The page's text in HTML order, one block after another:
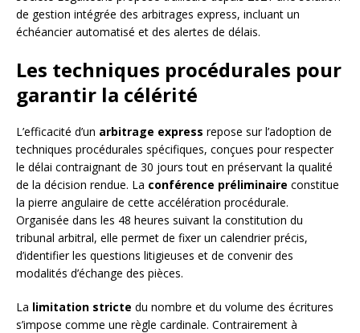
de gestion intégrée des arbitrages express, incluant un
échéancier automatisé et des alertes de délais.
Les techniques procédurales pour
garantir la célérité
L’efficacité d’un arbitrage express repose sur l’adoption de
techniques procédurales spécifiques, conçues pour respecter
le délai contraignant de 30 jours tout en préservant la qualité
de la décision rendue. La conférence préliminaire constitue
la pierre angulaire de cette accélération procédurale.
Organisée dans les 48 heures suivant la constitution du
tribunal arbitral, elle permet de fixer un calendrier précis,
d’identifier les questions litigieuses et de convenir des
modalités d’échange des pièces.
La limitation stricte du nombre et du volume des écritures
s’impose comme une règle cardinale. Contrairement à